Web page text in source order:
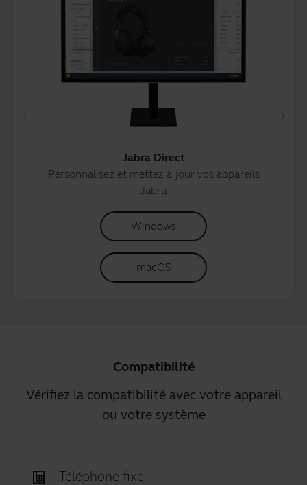
Jabra Direct
Personnalisez et mettez à jour vos appareils
Jabra
Windows
macOS
Compatibilité
Vérifiez la compatibilité avec votre appareil
ou votre système
Téléphone fixe